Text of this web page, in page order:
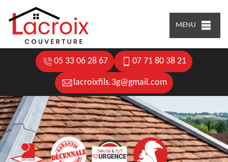
MENU
05 33 06 28 67 07 71 80 38 21
lacroixfils.3g@gmail.com